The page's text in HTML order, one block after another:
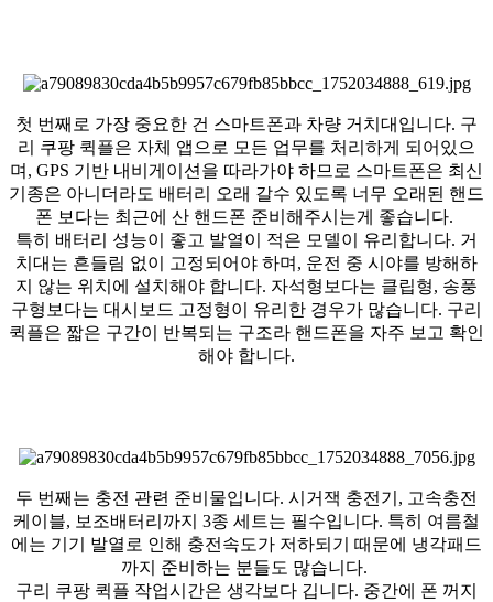
첫 번째로 가장 중요한 건 스마트폰과 차량 거치대입니다. 구
리 쿠팡 퀵플은 자체 앱으로 모든 업무를 처리하게 되어있으
며, GPS 기반 내비게이션을 따라가야 하므로 스마트폰은 최신
기종은 아니더라도 배터리 오래 갈수 있도록 너무 오래된 핸드
폰 보다는 최근에 산 핸드폰 준비해주시는게 좋습니다.
특히 배터리 성능이 좋고 발열이 적은 모델이 유리합니다. 거
치대는 흔들림 없이 고정되어야 하며, 운전 중 시야를 방해하
지 않는 위치에 설치해야 합니다. 자석형보다는 클립형, 송풍
구형보다는 대시보드 고정형이 유리한 경우가 많습니다. 구리
퀵플은 짧은 구간이 반복되는 구조라 핸드폰을 자주 보고 확인
해야 합니다.
두 번째는 충전 관련 준비물입니다. 시거잭 충전기, 고속충전
케이블, 보조배터리까지 3종 세트는 필수입니다. 특히 여름철
에는 기기 발열로 인해 충전속도가 저하되기 때문에 냉각패드
까지 준비하는 분들도 많습니다.
구리 쿠팡 퀵플 작업시간은 생각보다 깁니다. 중간에 폰 꺼지